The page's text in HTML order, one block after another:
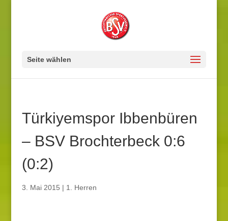
Seite wählen
Türkiyemspor Ibbenbüren
– BSV Brochterbeck 0:6
(0:2)
3. Mai 2015 | 1. Herren